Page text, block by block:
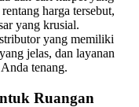
harga tersebut,
yang krusial.
yang memiliki
jelas, dan layanan
tenang.
Ruangan